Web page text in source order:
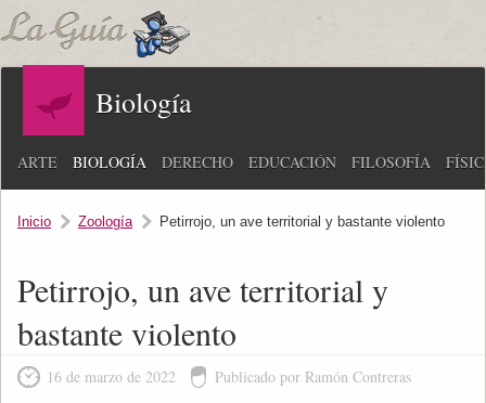
Biología
ARTE BIOLOGÍA DERECHO EDUCACIÓN FILOSOFÍA
Inicio Zoología Petirrojo, un ave territorial y bastante violento
Petirrojo, un ave territorial y
bastante violento
16 de marzo de 2022 Publicado por Ramón Contreras